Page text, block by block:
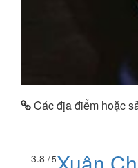
Các địa điểm hoặc
3.8 / 5